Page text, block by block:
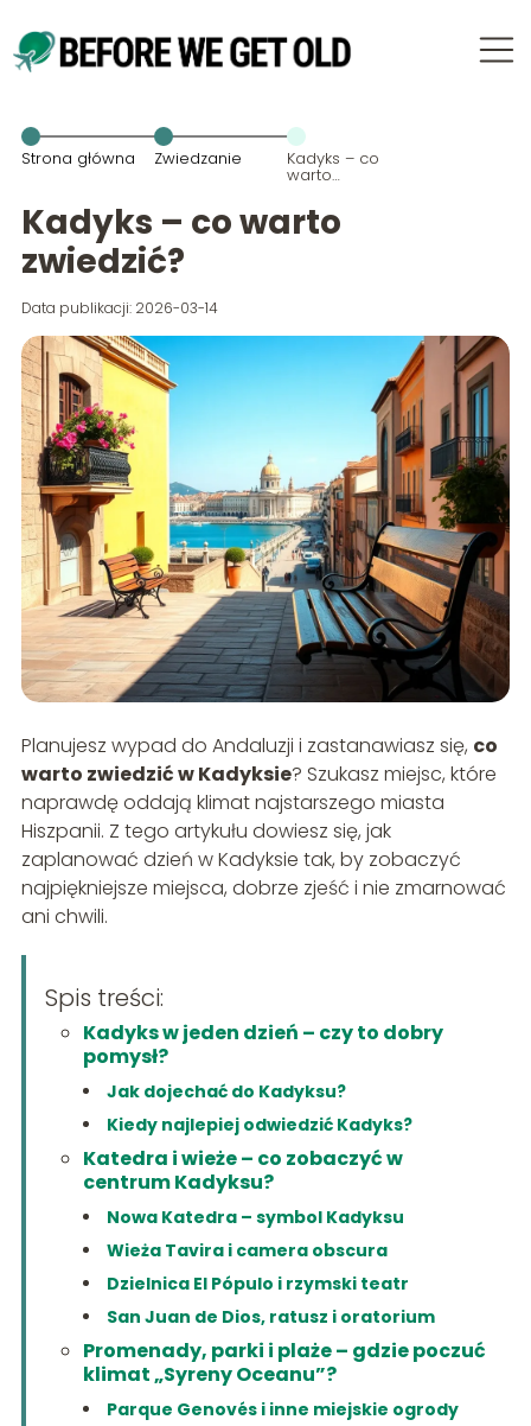
Strona główna Zwiedzanie Kadyks – co
warto
Kadyks – co warto
zwiedzić?
Data publikacji: 2026-03-14
Planujesz wypad do Andaluzji i zastanawiasz się, co
warto zwiedzić w Kadyksie? Szukasz miejsc, które
naprawdę oddają klimat najstarszego miasta
Hiszpanii. Z tego artykułu dowiesz się, jak
zaplanować dzień w Kadyksie tak, by zobaczyć
najpiękniejsze miejsca, dobrze zjeść i nie zmarnować
ani chwili.
Spis treści:
Kadyks w jeden dzień – czy to dobry
pomysł?
Jak dojechać do Kadyksu?
Kiedy najlepiej odwiedzić Kadyks?
Katedra i wieże – co zobaczyć w
centrum Kadyksu?
Nowa Katedra – symbol Kadyksu
Wieża Tavira i camera obscura
Dzielnica El Pópulo i rzymski teatr
San Juan de Dios, ratusz i oratorium
Promenady, parki i plaże – gdzie poczuć
klimat „Syreny Oceanu”?
Parque Genovés i inne miejskie ogrody